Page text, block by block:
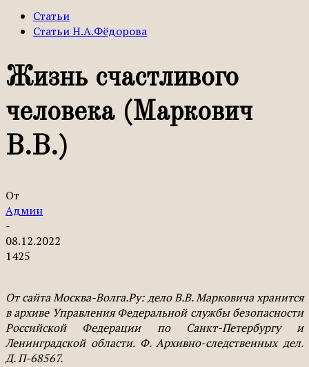
Статьи
Статьи Н.А.Фёдорова
Жизнь счастливого
человека (Маркович
В.В.)
От
Админ
-
08.12.2022
1425
От сайта Москва-Волга.Ру: дело В.В. Марковича хранится
в архиве Управления Федеральной службы безопасности
Российской Федерации по Санкт-Петербургу и
Ленинградской области. Ф. Архивно-следственных дел.
Д. П-68567.